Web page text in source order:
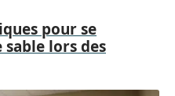
pour se
sable lors des